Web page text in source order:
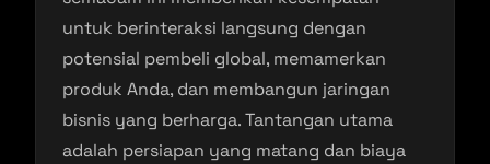
untuk berinteraksi langsung dengan
potensial pembeli global, memamerkan
produk Anda, dan membangun jaringan
bisnis yang berharga. Tantangan utama
adalah persiapan yang matang dan biaya